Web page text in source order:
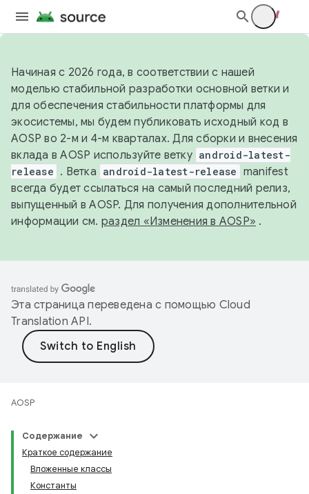
Начиная с 2026 года, в соответствии с нашей
моделью стабильной разработки основной ветки и
для обеспечения стабильности платформы для
экосистемы, мы будем публиковать исходный код в
AOSP во 2-м и 4-м кварталах. Для сборки и внесения
вклада в AOSP используйте ветку android-latest-
release . Ветка android-latest-release manifest
всегда будет ссылаться на самый последний релиз,
выпущенный в AOSP. Для получения дополнительной
информации см. раздел «Изменения в AOSP» .
Эта страница переведена с помощью Cloud
Translation API.
AOSP
Содержание
Краткое содержание
Вложенные классы
Константы